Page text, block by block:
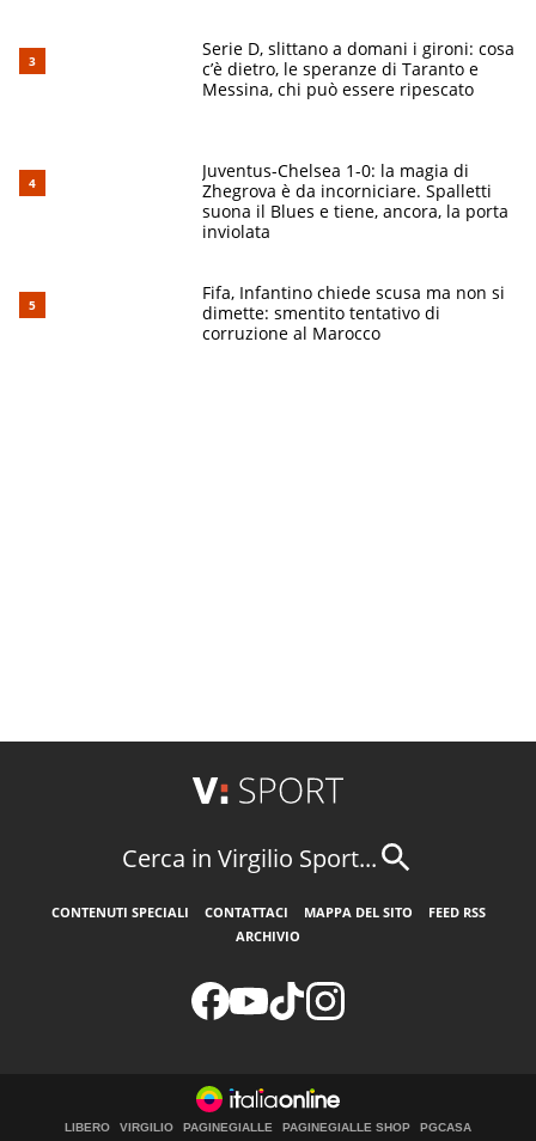
Serie D, slittano a domani i gironi: cosa
c’è dietro, le speranze di Taranto e
Messina, chi può essere ripescato
Juventus-Chelsea 1-0: la magia di
Zhegrova è da incorniciare. Spalletti
suona il Blues e tiene, ancora, la porta
inviolata
Fifa, Infantino chiede scusa ma non si
dimette: smentito tentativo di
corruzione al Marocco
Cerca in Virgilio Sport...
CONTENUTI SPECIALI CONTATTACI MAPPA DEL SITO
FEED RSS
ARCHIVIO
LIBERO VIRGILIO PAGINEGIALLE PAGINEGIALLE SHOP PGCASA